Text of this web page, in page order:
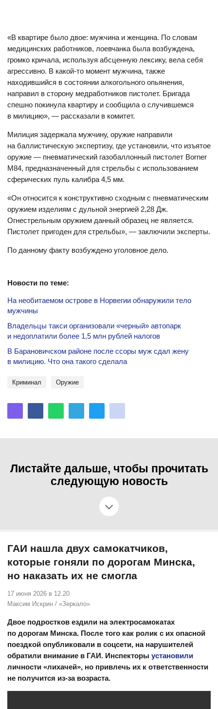
«В квартире было двое: мужчина и женщина. По словам
медицинских работников, лоевчанка была возбуждена,
громко кричала, используя абсценную лексику, вела себя
агрессивно. В какой-то момент мужчина, также
находившийся в состоянии алкогольного опьянения,
направил в сторону медработников пистолет. Бригада
спешно покинула квартиру и сообщила о случившемся
в милицию», — рассказали в комитет.
Милиция задержала мужчину, оружие направили
на баллистическую экспертизу, где установили, что изъятое
оружие — пневматический газобаллонный пистолет Borner
М84, предназначенный для стрельбы с использованием
сферических пуль калибра 4,5 мм.
«Он относится к конструктивно сходным с пневматическим
оружием изделиям с дульной энергией 2,28 Дж.
Огнестрельным оружием данный образец не является.
Пистолет пригоден для стрельбы», — заключили эксперты.
По данному факту возбуждено уголовное дело.
Новости по теме:
На необитаемом острове в Норвегии обнаружили тело
мужчины
Владельцы такси организовали «черный» автопарк
и недоплатили более 1,5 млн рублей налогов
В Барановичском районе после ссоры муж сдал жену
в милицию. Что она такого сделала
криминал оружие
Листайте дальше, чтобы прочитать
следующую новость